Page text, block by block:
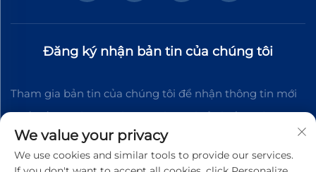
Đăng ký nhận bản tin của chúng tôi
Tham gia bản tin của chúng tôi để nhận thông tin mới
nhất về ngành, cập nhật và những hiểu biết từ đội ngũ
của chúng tôi.
We value your privacy
We use cookies and similar tools to provide our services.